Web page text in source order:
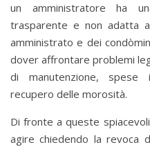
un amministratore ha
trasparente e non adatta
amministrato e dei
dover affrontare problemi
di manutenzione, spese
recupero delle morosità.
Di fronte a queste
agire chiedendo la revoca